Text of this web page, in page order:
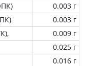
0.003 г
0.003 г
0.009 г
0.025 г
0.016 г